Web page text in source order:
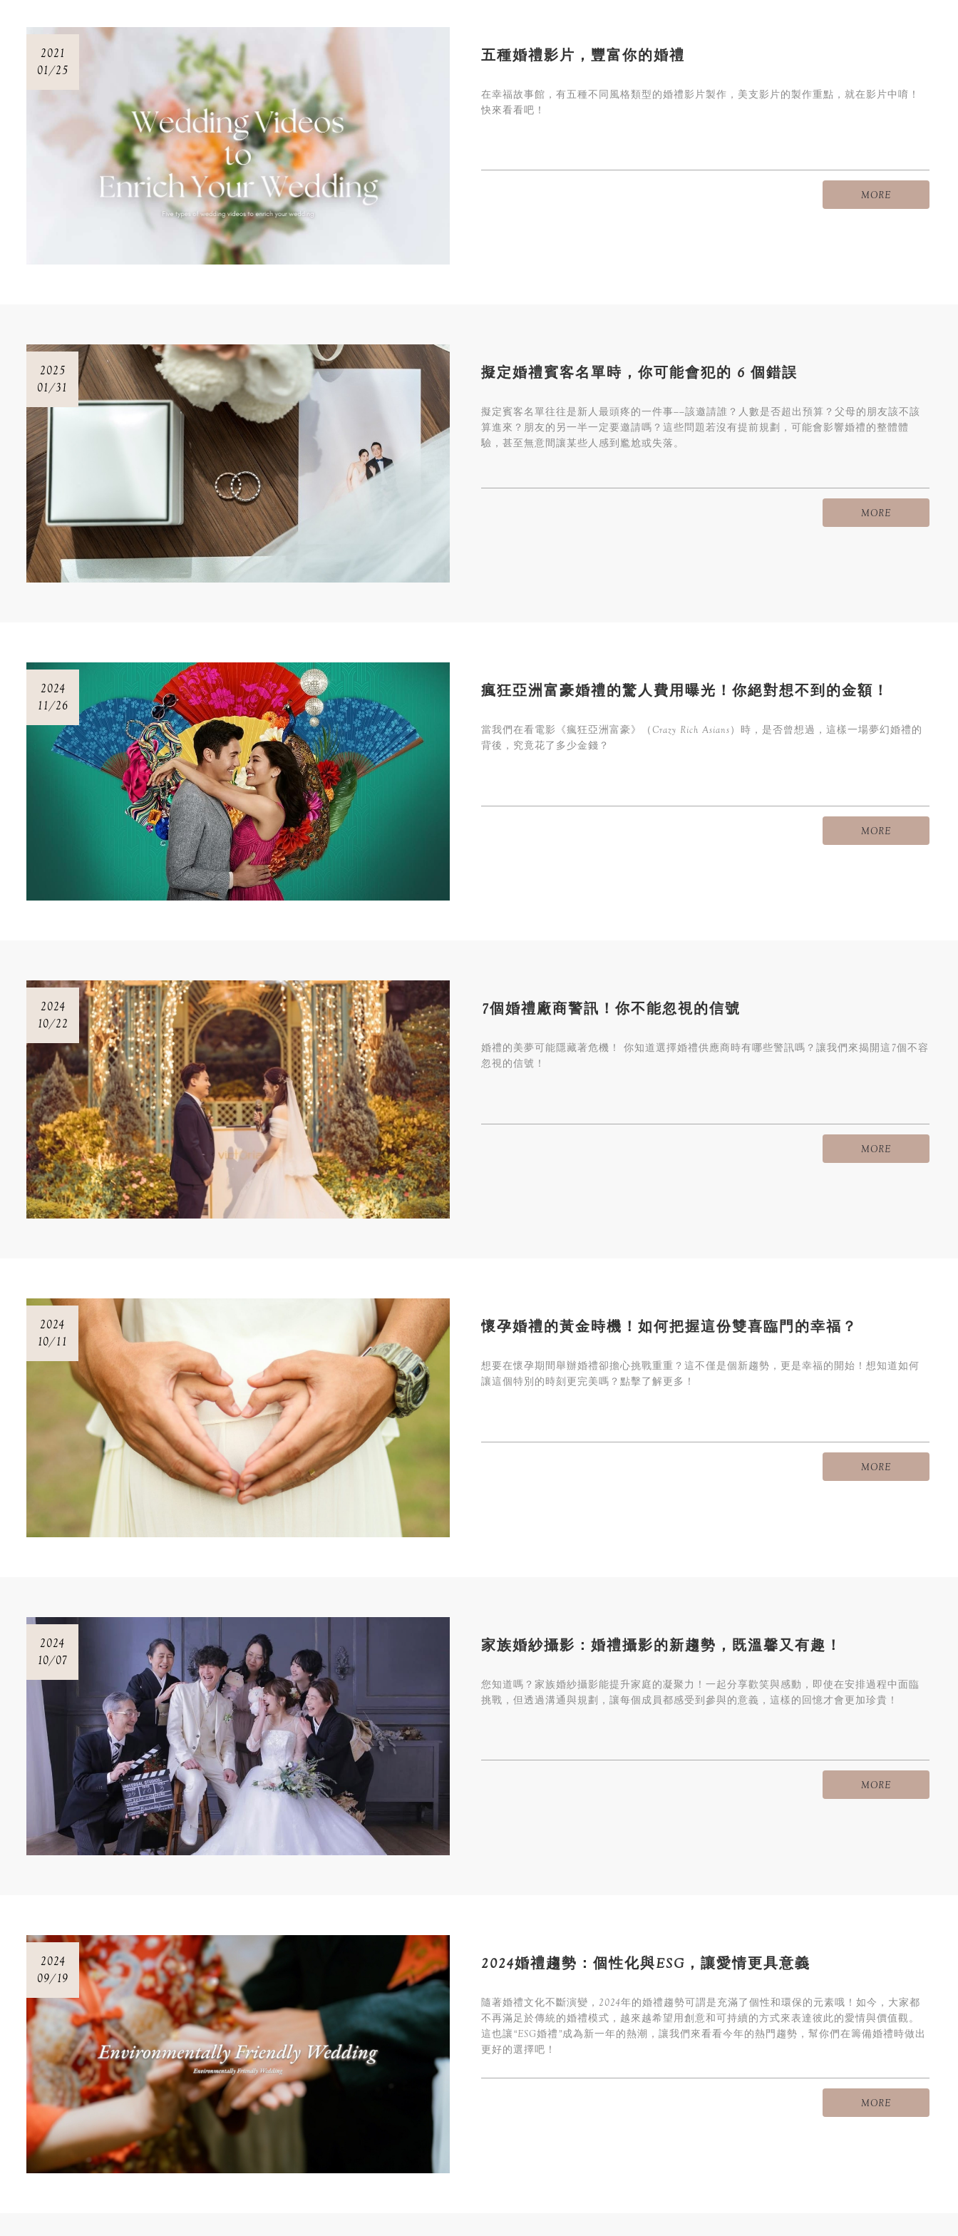
2021
01/25
五種婚禮影片，豐富你的婚禮
在幸福故事館，有五種不同風格類型的婚禮影片製作，美支影片的製作重點，就在影片中唷！
快來看看吧！
MORE
2025
01/31
擬定婚禮賓客名單時，你可能會犯的 6 個錯誤
擬定賓客名單往往是新人最頭疼的一件事——該邀請誰？人數是否超出預算？父母的朋友該不該
算進來？朋友的另一半一定要邀請嗎？這些問題若沒有提前規劃，可能會影響婚禮的整體體
驗，甚至無意間讓某些人感到尷尬或失落。
MORE
2024
11/26
瘋狂亞洲富豪婚禮的驚人費用曝光！你絕對想不到的金額！
當我們在看電影《瘋狂亞洲富豪》（Crazy Rich Asians）時，是否曾想過，這樣一場夢幻婚禮的
背後，究竟花了多少金錢？
MORE
2024
10/22
7個婚禮廠商警訊！你不能忽視的信號
婚禮的美夢可能隱藏著危機！ 你知道選擇婚禮供應商時有哪些警訊嗎？讓我們來揭開這7個不容
忽視的信號！
MORE
2024
10/11
懷孕婚禮的黃金時機！如何把握這份雙喜臨門的幸福？
想要在懷孕期間舉辦婚禮卻擔心挑戰重重？這不僅是個新趨勢，更是幸福的開始！想知道如何
讓這個特別的時刻更完美嗎？點擊了解更多！
MORE
2024
10/07
家族婚紗攝影：婚禮攝影的新趨勢，既溫馨又有趣！
您知道嗎？家族婚紗攝影能提升家庭的凝聚力！一起分享歡笑與感動，即使在安排過程中面臨
挑戰，但透過溝通與規劃，讓每個成員都感受到參與的意義，這樣的回憶才會更加珍貴！
MORE
2024
09/19
2024婚禮趨勢：個性化與ESG，讓愛情更具意義
隨著婚禮文化不斷演變，2024年的婚禮趨勢可謂是充滿了個性和環保的元素哦！如今，大家都
不再滿足於傳統的婚禮模式，越來越希望用創意和可持續的方式來表達彼此的愛情與價值觀。
這也讓“ESG婚禮”成為新一年的熱潮，讓我們來看看今年的熱門趨勢，幫你們在籌備婚禮時做出
更好的選擇吧！
MORE